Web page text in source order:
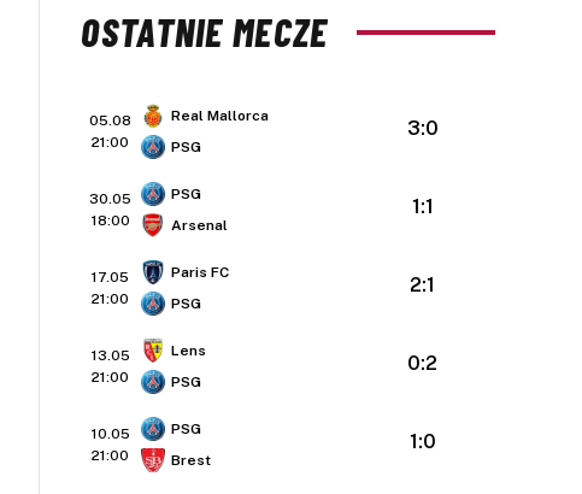
OSTATNIE MECZE
05.08
21:00
Real Mallorca
PSG
3:0
30.05
18:00
PSG
Arsenal
1:1
17.05
21:00
Paris FC
PSG
2:1
13.05
21:00
Lens
PSG
0:2
10.05
21:00
PSG
Brest
1:0